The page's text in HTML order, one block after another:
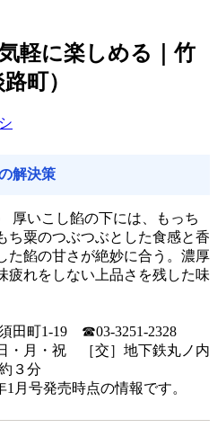
軽に楽しめる｜竹
町）
解決策
厚いこし餡の下には、もっち
ち粟のつぶつぶとした食感と香
た餡の甘さが絶妙に合う。濃厚
疲れをしない上品さを残した味
田町1-19 ☎03-3251-2328
・月・祝 ［交］地下鉄丸ノ内
３分
1月号発売時点の情報です。